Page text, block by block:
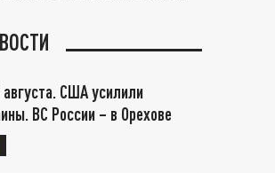
августа. США усилили
ВС России – в Орехове